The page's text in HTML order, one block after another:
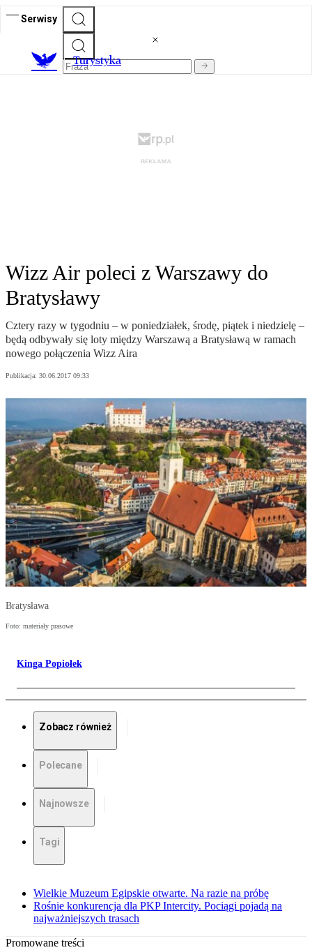
Serwisy
Turystyka
Wizz Air poleci z Warszawy do
Bratysławy
Cztery razy w tygodniu – w poniedziałek, środę, piątek i niedzielę –
będą odbywały się loty między Warszawą a Bratysławą w ramach
nowego połączenia Wizz Aira
Publikacja: 30.06.2017 09:33
Bratysława
Foto: materiały prasowe
Kinga Popiołek
Zobacz również
Polecane
Najnowsze
Tagi
Wielkie Muzeum Egipskie otwarte. Na razie na próbę
Rośnie konkurencja dla PKP Intercity. Pociągi pojadą na
najważniejszych trasach
Promowane treści